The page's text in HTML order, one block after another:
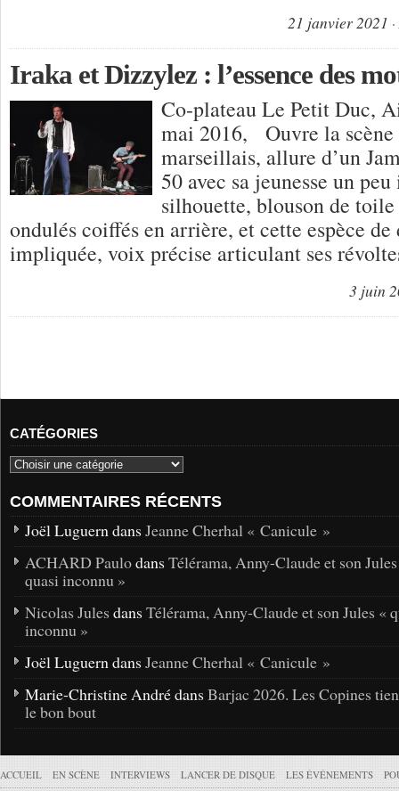
21 janvier 2021
Iraka et Dizzylez : l’essence des
Co-plateau Le Petit Duc,
mai 2016, Ouvre la scène
marseillais, allure d’un
50 avec sa jeunesse un
silhouette, blouson de
ondulés coiffés en arrière, et cette espèce
impliquée, voix précise articulant ses
3 juin
CATÉGORIES
COMMENTAIRES RÉCENTS
Joël Luguern dans Jeanne Cherhal « Canicule »
ACHARD Paulodans Télérama, Anny-Claude et son
quasi inconnu »
Nicolas Jules dans Télérama, Anny-Claude et son Jules «
inconnu »
Joël Luguern dans Jeanne Cherhal « Canicule »
Marie-Christine André dans Barjac 2026. Les Copines
le bon bout
ACCUEIL EN SCÈNE INTERVIEWS LANCER DE DISQUE LES ÉVÉNEMENTS